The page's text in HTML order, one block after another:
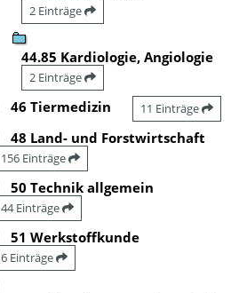
2 Einträge
44.85 Kardiologie, Angiologie
2 Einträge
46 Tiermedizin 11 Einträge
48 Land- und Forstwirtschaft
156 Einträge
50 Technik allgemein
44 Einträge
51 Werkstoffkunde
6 Einträge